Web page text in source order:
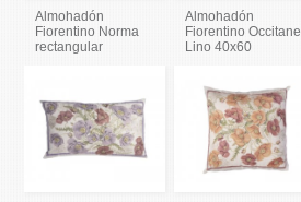
Almohadón
Fiorentino Norma
rectangular
Almohadón
Fiorentino Occitane
Lino 40x60